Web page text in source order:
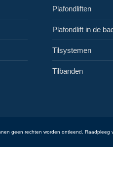
Plafondliften
Plafondlift in de
Tilsystemen
Tilbanden
geen rechten worden ontleend. Raadpleeg